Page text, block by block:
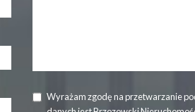
Wyrażam zgodę na przetwarzanie